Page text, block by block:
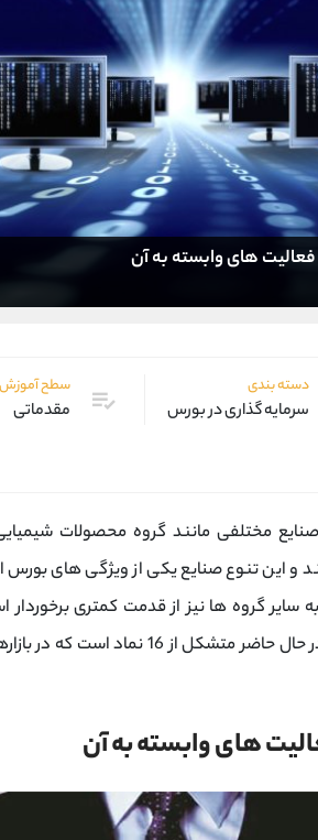
فعالیت های وابسته به آن
دسته بندی
سرمایه گذاری در بورس
سطح آموزش
مقدماتی
صنایع مختلفی مانند گروه محصولات
و این تنوع صنایع یکی از ویژگی های
سایر گروه ها نیز از قدمت کمتری برخوردار
نام دارد. این گروه در حال حاضر متشکل
های وابسته به آن